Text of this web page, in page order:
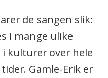
de sangen slik:
i mange ulike
kulturer over hele
Gamle-Erik er